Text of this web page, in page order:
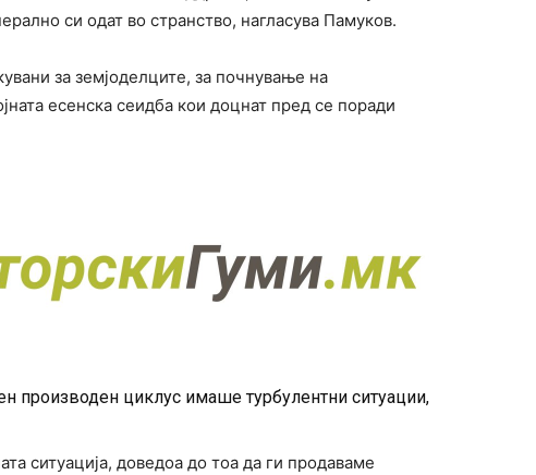
си одат во странство, нагласува Памуков.
за земјоделците, за почнување на
есенска сеидба кои доцнат пред се поради
производен циклус имаше турбулентни ситуации,
ситуација, доведоа до тоа да ги продаваме